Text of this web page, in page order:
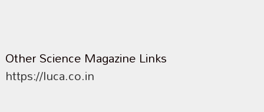
Other Science Magazine Links
https://luca.co.in